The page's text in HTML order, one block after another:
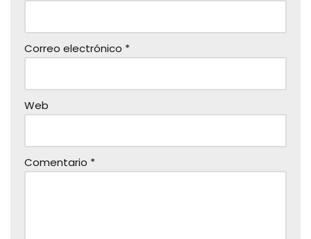
Correo electrónico *
Web
Comentario *